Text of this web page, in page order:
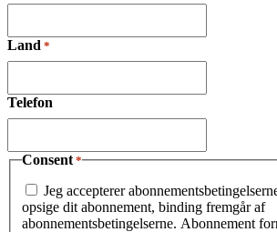
Land *
Telefon
Consent *
Jeg accepterer
opsige dit abonnement, binding fremgår af
abonnementsbetingelserne. Abonnement